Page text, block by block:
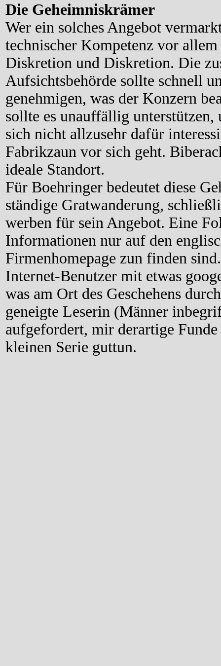
Die Geheimniskrämer
Wer ein solches Angebot
technischer Kompetenz vor
Diskretion und Diskretion. Die
Aufsichtsbehörde sollte schnell
genehmigen, was der Konzern
sollte es unauffällig
sich nicht allzusehr dafür
Fabrikzaun vor sich geht.
ideale Standort.
Für Boehringer bedeutet diese
ständige Gratwanderung,
werben für sein Angebot. Eine
Informationen nur auf den
Firmenhomepage zun finden
Internet-Benutzer mit etwas
was am Ort des Geschehens
geneigte Leserin (Männer
aufgefordert, mir derartige
kleinen Serie guttun.